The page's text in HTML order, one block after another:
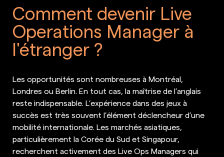
Comment devenir Live
Operations Manager à
l'étranger ?
Les opportunités sont nombreuses à Montréal,
Londres ou Berlin. En tout cas, la maîtrise de l’anglais
reste indispensable. L’expérience dans des jeux à
succès est très souvent l’élément déclencheur d’une
mobilité internationale. Les marchés asiatiques,
particulièrement la Corée du Sud et Singapour,
recherchent activement des Live Ops Managers qui